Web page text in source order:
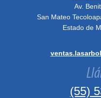
Av.
San Mateo
Estado de
(55)